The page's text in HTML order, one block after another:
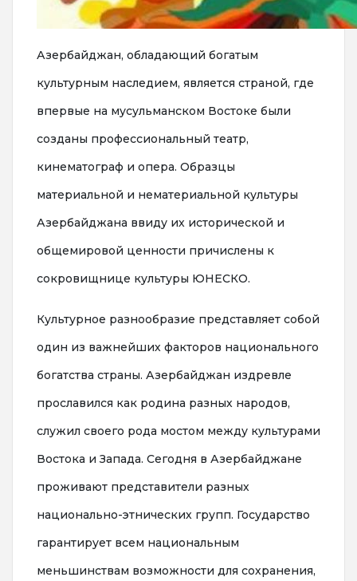
Азербайджан, обладающий богатым
культурным наследием, является страной, где
впервые на мусульманском Востоке были
созданы профессиональный театр,
кинематограф и опера. Образцы
материальной и нематериальной культуры
Азербайджана ввиду их исторической и
общемировой ценности причислены к
сокровищнице культуры ЮНЕСКО.
Культурное разнообразие представляет собой
один из важнейших факторов национального
богатства страны. Азербайджан издревле
прославился как родина разных народов,
служил своего рода мостом между культурами
Востока и Запада. Сегодня в Азербайджане
проживают представители разных
национально-этнических групп. Государство
гарантирует всем национальным
меньшинствам возможности для сохранения,